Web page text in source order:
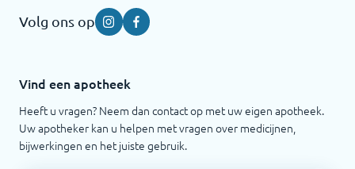
Volg ons op InstagramFacebook
Vind een apotheek
Heeft u vragen? Neem dan contact op met uw eigen apotheek.
Uw apotheker kan u helpen met vragen over medicijnen,
bijwerkingen en het juiste gebruik.